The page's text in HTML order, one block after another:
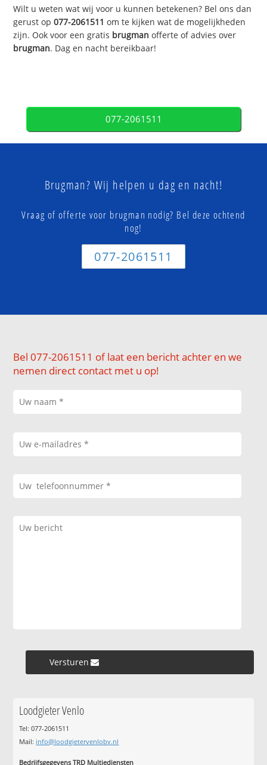
Wilt u weten wat wij voor u kunnen betekenen? Bel ons dan
gerust op077-2061511 om te kijken wat de mogelijkheden
zijn. Ook voor een gratis brugman offerte of advies over
brugman. Dag en nacht bereikbaar!
077-2061511
Brugman? Wij helpen u dag en nacht!
Vraag of offerte voor brugman nodig? Bel deze ochtend
nog!
077-2061511
Bel 077-2061511 of laat een bericht achter en we
nemen direct contact met u op!
Versturen »
Loodgieter Venlo
Tel: 077-2061511
Mail: info@loodgietervenlobv.nl
Bedrijfsgegevens TRD Multiediensten